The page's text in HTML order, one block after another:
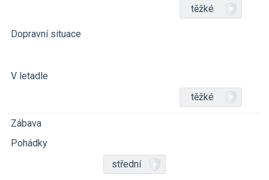
těžké
Dopravní situace
V letadle
těžké
Zábava
Pohádky
střední